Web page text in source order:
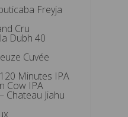
Freyja
Cru
Dubh 40
Cuvée
Minutes IPA
Cow IPA
Chateau Jiahu